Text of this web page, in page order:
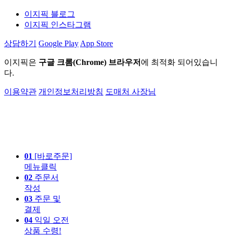
이지픽 블로그
이지픽 인스타그램
상담하기 Google Play App Store
이지픽은 구글 크롬(Chrome) 브라우저 에 최적화 되어있습니
다.
이용약관 개인정보처리방침 도매처 사장님
01 [바로주문]
메뉴클릭
02 주문서
작성
03 주문 및
결제
04 익일 오전
상품 수령!